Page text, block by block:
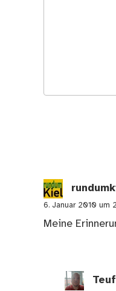
6. Januar 2010 um
Meine